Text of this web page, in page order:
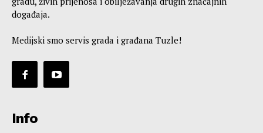
događaja.
Medijski smo servis grada i građana Tuzle!
Info